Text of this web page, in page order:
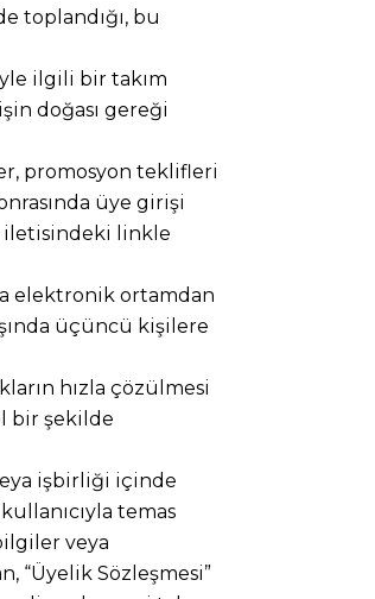
toplandığı, bu
ilgili bir takım
doğası gereği
promosyon teklifleri
üye girişi
iletisindeki linkle
elektronik ortamdan
üçüncü kişilere
hızla çözülmesi
bir şekilde
işbirliği içinde
temas
veya
“Üyelik Sözleşmesi”